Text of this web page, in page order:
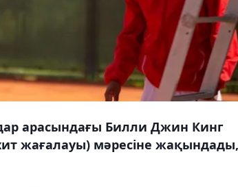
арасындағы Билли Джин Кинг
жағалауы) мәресіне жақындады,